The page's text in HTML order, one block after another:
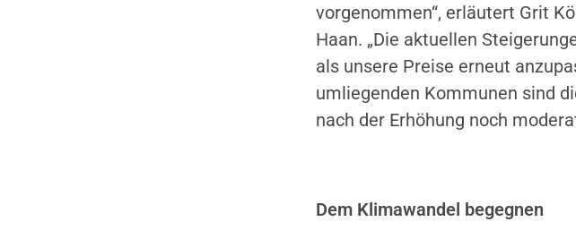
vorgenommen“, erläutert Grit
Haan. „Die aktuellen
als unsere Preise erneut
umliegenden Kommunen sind
nach der Erhöhung noch
Dem Klimawandel begegnen